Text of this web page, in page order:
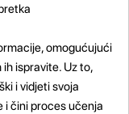
omogućujući
ispravite. Uz to,
i vidjeti svoja
i čini proces učenja